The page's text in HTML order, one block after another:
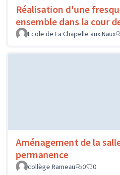
Réalisation d'une
ensemble dans la cour
Ecole de La Chapelle aux Naux
Aménagement de la
permanence
collège Rameau
0 0